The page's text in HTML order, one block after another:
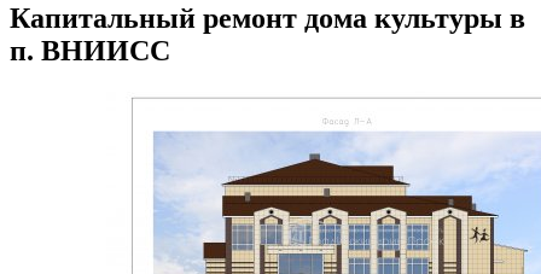
Капитальный ремонт дома культуры в
п. ВНИИСС